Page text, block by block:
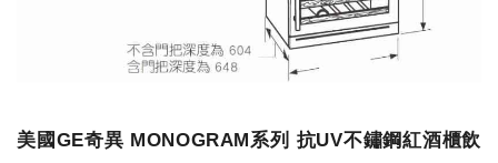
美國GE奇異 MONOGRAM系列 抗UV不鏽鋼紅酒櫃飲